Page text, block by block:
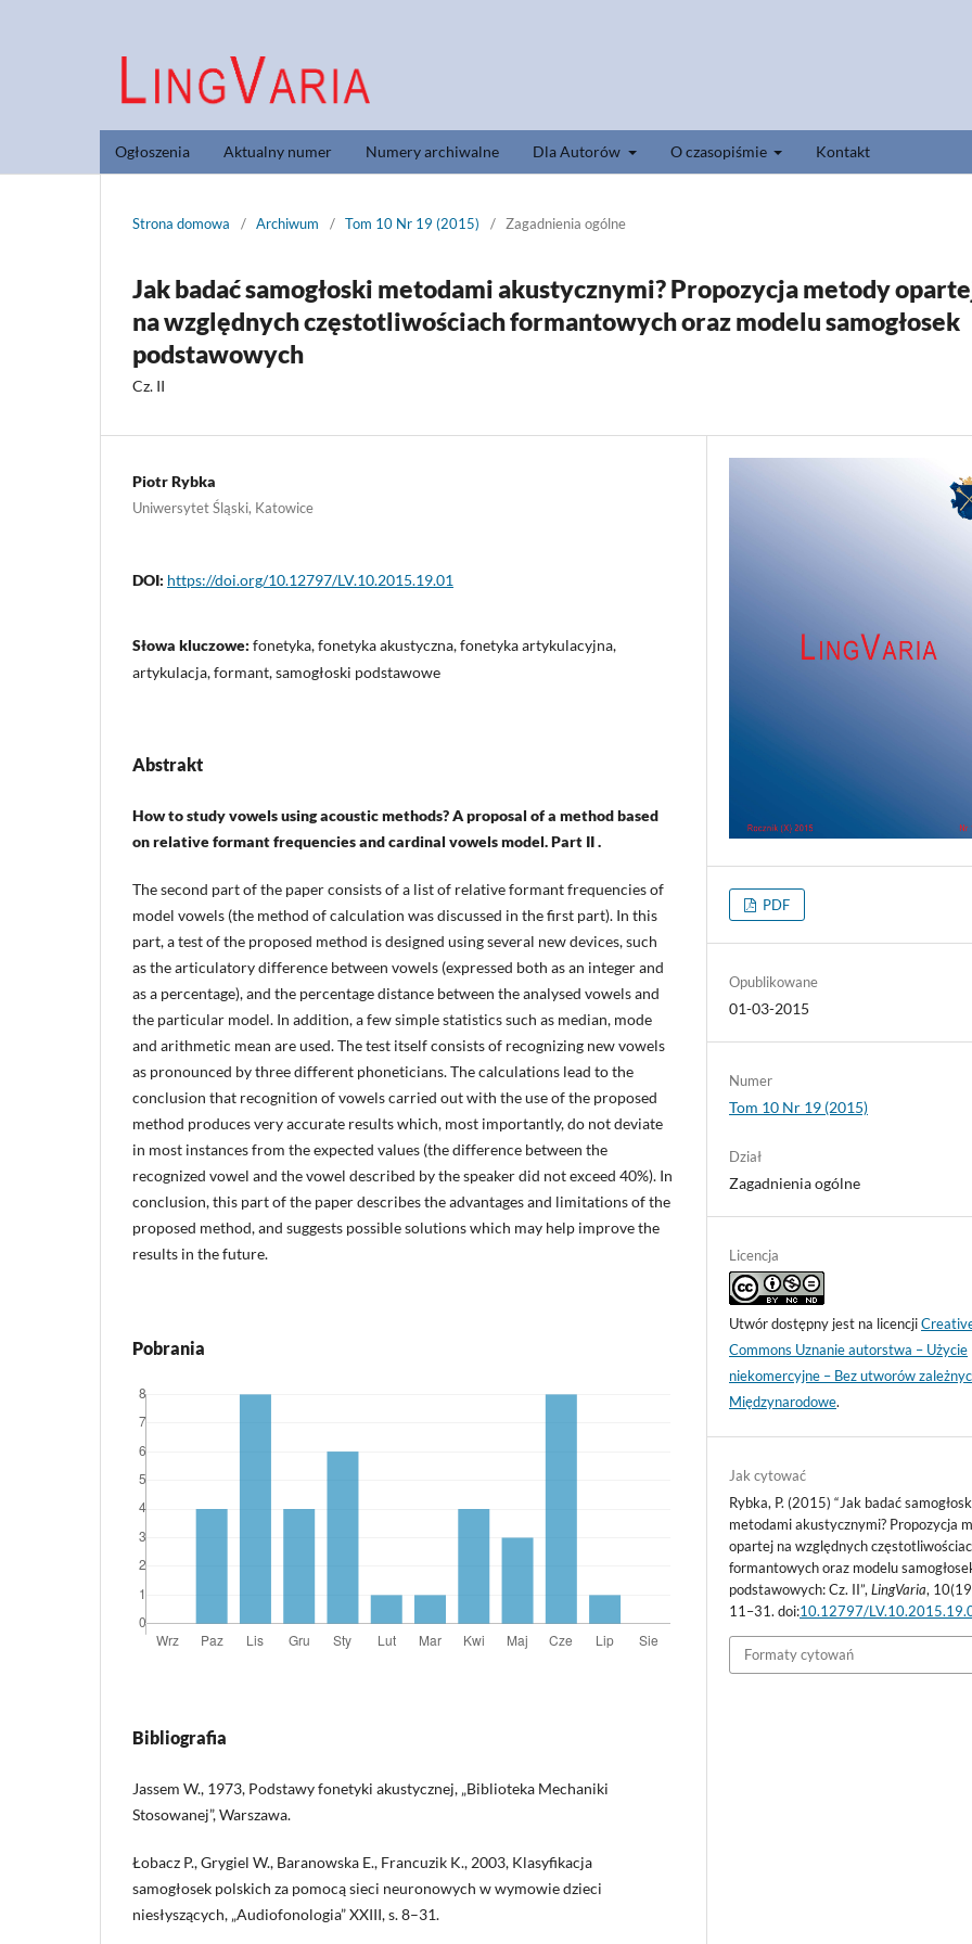
Ogłoszenia Aktualny numer Numery archiwalne Dla Autorów O czasopiśmie Kontakt
Strona domowa / Archiwum / Tom 10 Nr 19 (2015) / Zagadnienia ogólne
Jak badać samogłoski metodami akustycznymi? Propozycja metody
na względnych częstotliwościach formantowych oraz modelu samogłosek
podstawowych
Cz. II
Piotr Rybka
Uniwersytet Śląski, Katowice
DOI: https://doi.org/10.12797/LV.10.2015.19.01
Słowa kluczowe: fonetyka, fonetyka akustyczna, fonetyka artykulacyjna,
artykulacja, formant, samogłoski podstawowe
Abstrakt
How to study vowels using acoustic methods? A proposal of a method based
on relative formant frequencies and cardinal vowels model. Part II .
The second part of the paper consists of a list of relative formant frequencies of
model vowels (the method of calculation was discussed in the first part). In this
part, a test of the proposed method is designed using several new devices, such
as the articulatory difference between vowels (expressed both as an integer and
as a percentage), and the percentage distance between the analysed vowels and
the particular model. In addition, a few simple statistics such as median, mode
and arithmetic mean are used. The test itself consists of recognizing new vowels
as pronounced by three different phoneticians. The calculations lead to the
conclusion that recognition of vowels carried out with the use of the proposed
method produces very accurate results which, most importantly, do not deviate
in most instances from the expected values (the difference between the
recognized vowel and the vowel described by the speaker did not exceed 40%). In
conclusion, this part of the paper describes the advantages and limitations of the
proposed method, and suggests possible solutions which may help improve the
results in the future.
Pobrania
Bibliografia
Jassem W., 1973, Podstawy fonetyki akustycznej, „Biblioteka Mechaniki
Stosowanej”, Warszawa.
Łobacz P., Grygiel W., Baranowska E., Francuzik K., 2003, Klasyfikacja
samogłosek polskich za pomocą sieci neuronowych w wymowie dzieci
niesłyszących, „Audiofonologia” XXIII, s. 8–31.
PDF
Opublikowane
01-03-2015
Numer
Tom 10 Nr 19 (2015)
Dział
Zagadnienia ogólne
Licencja
Utwór dostępny jest na licencji
Commons Uznanie autorstwa – Użycie
niekomercyjne – Bez utworów
Międzynarodowe.
Jak cytować
Rybka, P. (2015) “Jak badać
metodami akustycznymi? Propozycja
opartej na względnych
formantowych oraz modelu
podstawowych: Cz. II”,LingVaria,
11–31. doi:10.12797/
Formaty cytowań